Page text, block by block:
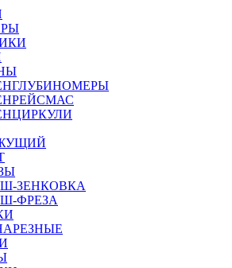
ЗЕНКОВКА
ФРЕЗА